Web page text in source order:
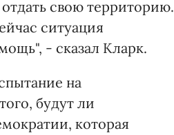
свою территорию.
ситуация
- сказал Кларк.
на
будут ли
которая